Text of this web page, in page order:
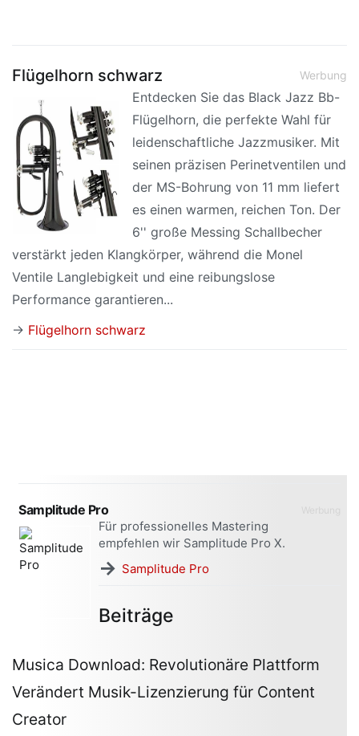
Werbung
Flügelhorn schwarz
Entdecken Sie das Black Jazz Bb-
Flügelhorn, die perfekte Wahl für
leidenschaftliche Jazzmusiker. Mit
seinen präzisen Perinetventilen und
der MS-Bohrung von 11 mm liefert
es einen warmen, reichen Ton. Der
6'' große Messing Schallbecher
verstärkt jeden Klangkörper, während die Monel
Ventile Langlebigkeit und eine reibungslose
Performance garantieren...
→ Flügelhorn schwarz
Samplitude Pro
Für professionelles Mastering
empfehlen wir Samplitude Pro X.
→ Samplitude Pro
Beiträge
Musica Download: Revolutionäre Plattform
Verändert Musik-Lizenzierung für Content
Creator